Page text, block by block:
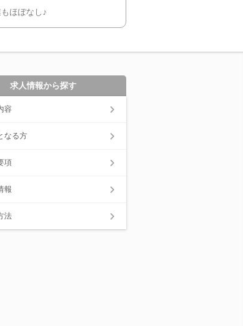
ほぼなし♪
求人情報から探す
容
なる方
項
報
法